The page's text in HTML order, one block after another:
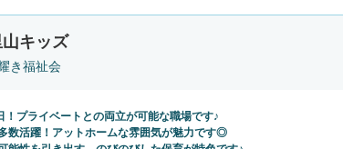
キッズ
き福祉会
プライベートとの両立が可能な職場です♪
数活躍！アットホームな雰囲気が魅力です◎